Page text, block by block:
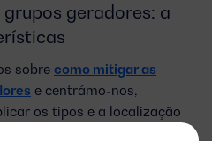
geradores: a
sobre como mitigar as
e centrámo-nos,
os tipos e a localização